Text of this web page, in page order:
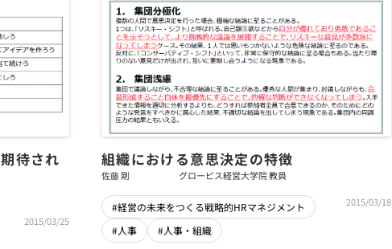
待され
2015/03/25
組織における意思決定の特徴
佐藤 剛 グロービス経営大学院 教員
#経営の未来をつくる戦略的HRマネジメント
#人事
#人事・組織
2015/03/18